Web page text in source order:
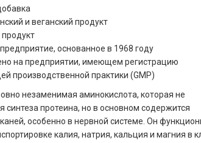
и веганский продукт
основанное в 1968 году
на предприятии, имеющем регистрацию
производственной практики (GMP)
незаменимая аминокислота, которая не
синтеза протеина, но в основном содержится
особенно в нервной системе. Он
калия, натрия, кальция и магния в